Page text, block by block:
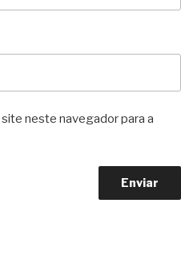
neste navegador para a